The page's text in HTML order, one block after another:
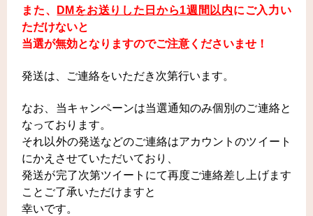
また、 DMをお送りした日から1週間以内にご入力い
ただけないと
当選が無効となりますのでご注意くださいませ！
発送は、ご連絡をいただき次第行います。
なお、当キャンペーンは当選通知のみ個別のご連絡と
なっております。
それ以外の発送などのご連絡はアカウントのツイート
にかえさせていただいており、
発送が完了次第ツイートにて再度ご連絡差し上げます
ことご了承いただけますと
幸いです。